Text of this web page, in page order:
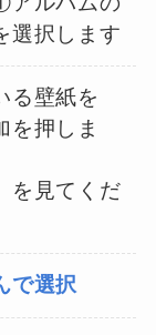
選択します
る壁紙を
を押しま
を見てくだ
で選択